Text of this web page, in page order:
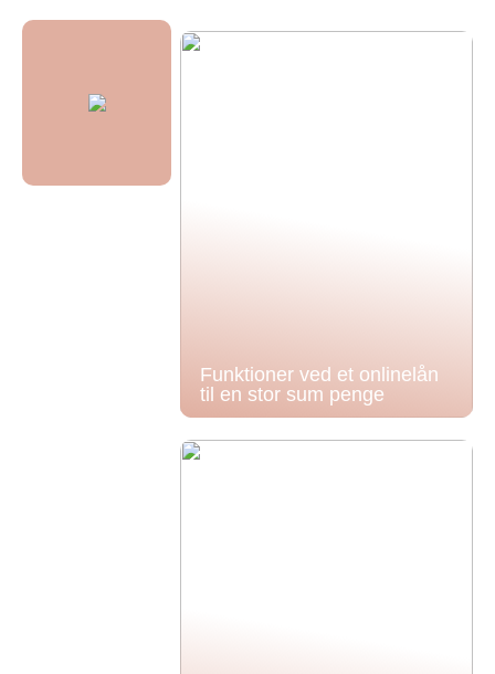
Funktioner ved et onlinelån
til en stor sum penge